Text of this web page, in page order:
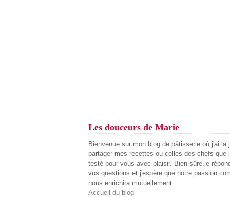
Les douceurs de Marie
Bienvenue sur mon blog de pâtisserie où j'ai la
partager mes recettes ou celles des chefs que
testé pour vous avec plaisir. Bien sûre,je
vos questions et j'espère que notre passion
nous enrichira mutuellement.
Accueil du blog